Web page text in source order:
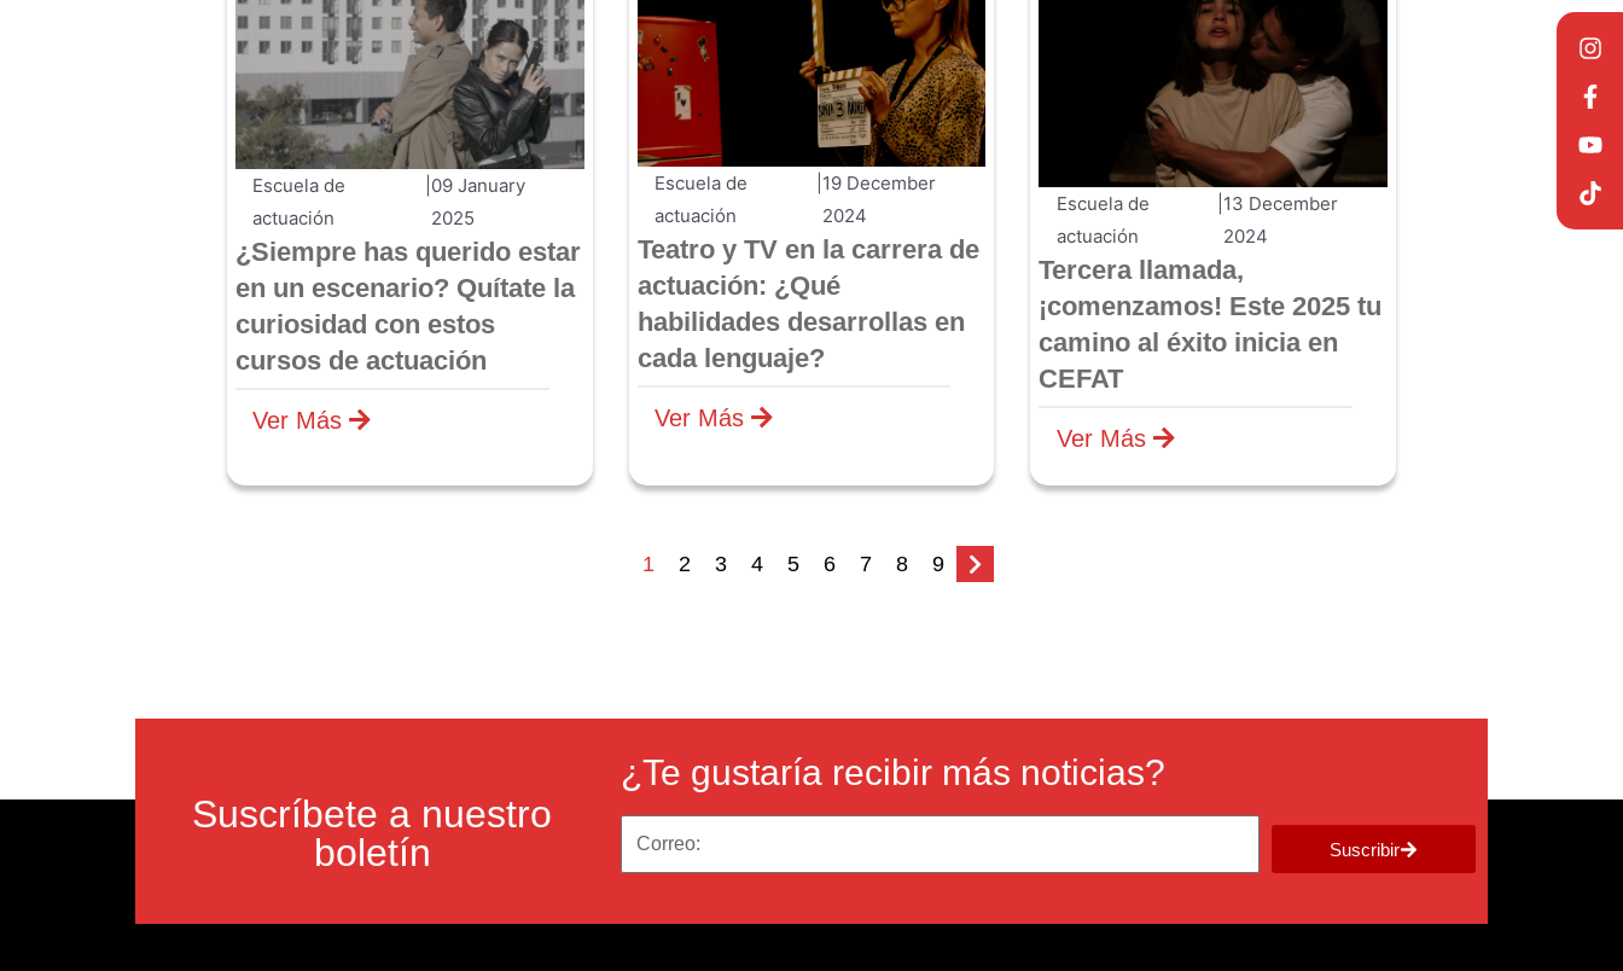
Escuela de
actuación
09 January
2025
¿Siempre has querido estar
en un escenario? Quítate la
curiosidad con estos
cursos de actuación
Ver Más
Escuela de
actuación
19 December
2024
Teatro y TV en la carrera de
actuación: ¿Qué
habilidades desarrollas en
cada lenguaje?
Ver Más
Escuela de
actuación
13 December
2024
Tercera llamada,
¡comenzamos! Este 2025 tu
camino al éxito inicia en
CEFAT
Ver Más
1 2 3 4 5 6 7 8 9
Suscríbete a nuestro
boletín
¿Te gustaría recibir más noticias?
Suscribir